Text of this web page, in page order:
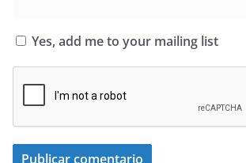
Yes, add me to your mailing list